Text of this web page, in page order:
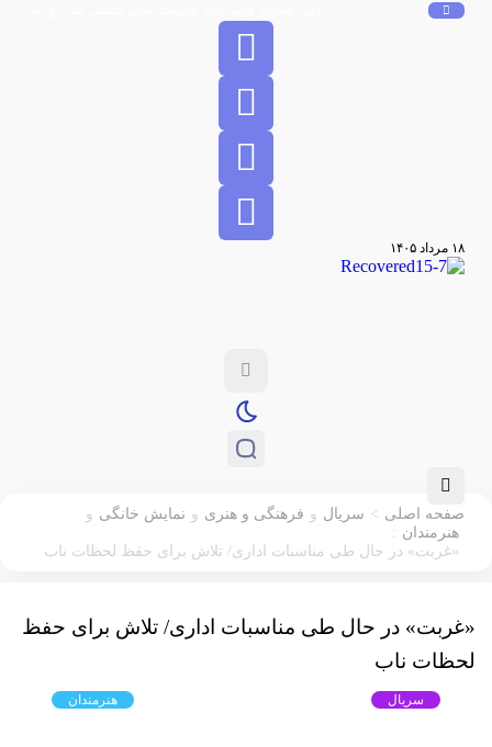
صفحه اصلی > سریال و فرهنگی و هنری و نمایش خانگی و
هنرمندان :
«غربت» در حال طی مناسبات اداری/ تلاش برای حفظ لحظات ناب
«غربت» در حال طی مناسبات اداری/ تلاش برای حفظ
لحظات ناب
سریال هنرمندان